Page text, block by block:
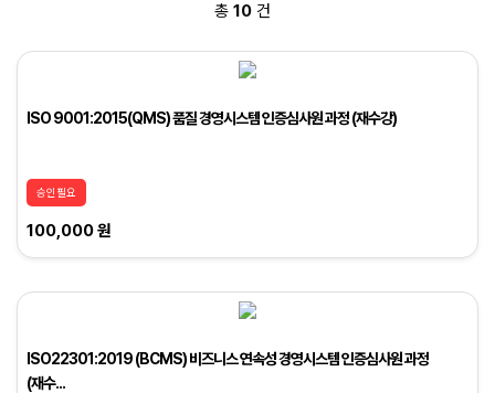
총 10건
ISO 9001:2015(QMS) 품질 경영시스템 인증심사원 과정 (재수강)
승인필요
100,000 원
ISO22301:2019 (BCMS) 비즈니스 연속성 경영시스템 인증심사원 과정
(재수...